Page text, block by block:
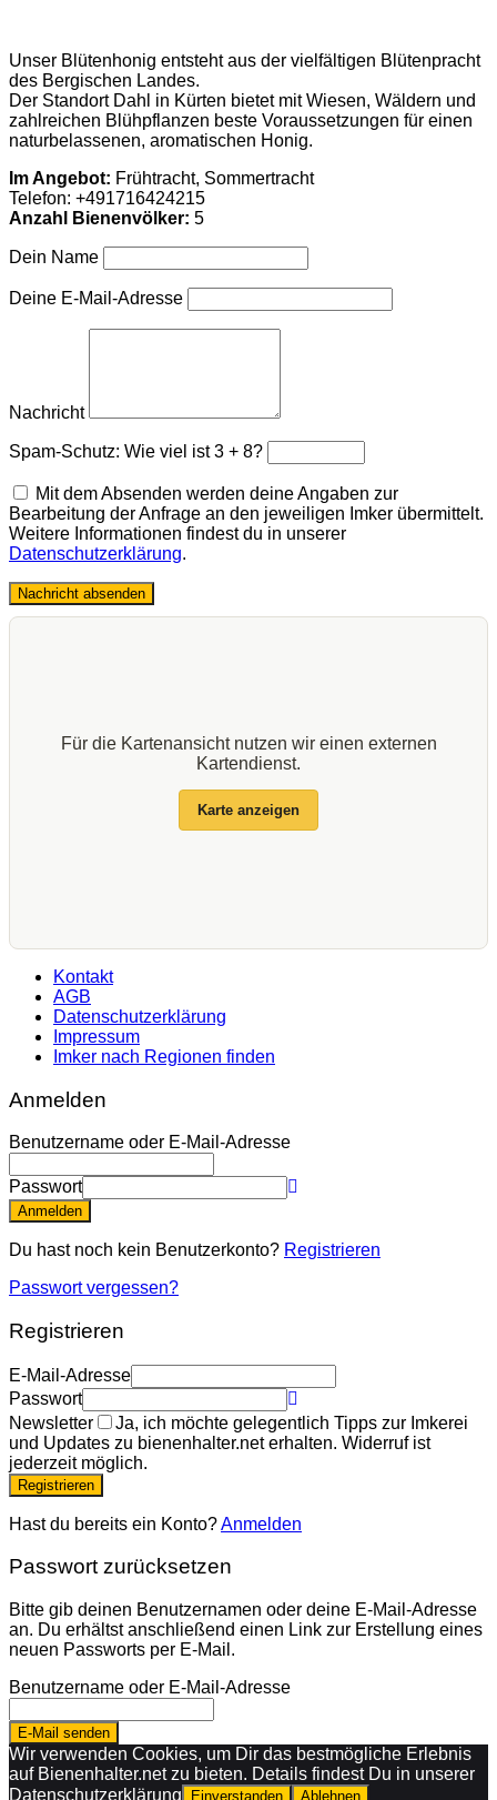
Unser Blütenhonig entsteht aus der vielfältigen Blütenpracht
des Bergischen Landes.
Der Standort Dahl in Kürten bietet mit Wiesen, Wäldern und
zahlreichen Blühpflanzen beste Voraussetzungen für einen
naturbelassenen, aromatischen Honig.
Im Angebot: Frühtracht, Sommertracht
Telefon: +491716424215
Anzahl Bienenvölker: 5
Dein Name
Deine E-Mail-Adresse
Nachricht
Spam-Schutz: Wie viel ist 3 + 8?
Mit dem Absenden werden deine Angaben zur
Bearbeitung der Anfrage an den jeweiligen Imker übermittelt.
Weitere Informationen findest du in unserer
Datenschutzerklärung.
Nachricht absenden
Für die Kartenansicht nutzen wir einen externen
Kartendienst.
Karte anzeigen
Kontakt
AGB
Datenschutzerklärung
Impressum
Imker nach Regionen finden
Anmelden
Benutzername oder E-Mail-Adresse
Passwort
Anmelden
Du hast noch kein Benutzerkonto? Registrieren
Passwort vergessen?
Registrieren
E-Mail-Adresse
Passwort
Newsletter
Ja, ich möchte gelegentlich Tipps zur Imkerei
und Updates zu bienenhalter.net erhalten. Widerruf ist
jederzeit möglich.
Registrieren
Hast du bereits ein Konto?Anmelden
Passwort zurücksetzen
Bitte gib deinen Benutzernamen oder deine E-Mail-Adresse
an. Du erhältst anschließend einen Link zur Erstellung eines
neuen Passworts per E-Mail.
Benutzername oder E-Mail-Adresse
E-Mail senden
Wir verwenden Cookies, um Dir das bestmögliche Erlebnis
auf Bienenhalter.net zu bieten. Details findest Du in unserer
Datenschutzerklärung
Einverstanden Ablehnen